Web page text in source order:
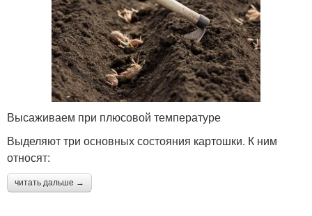
Высаживаем при плюсовой температуре
Выделяют три основных состояния картошки. К ним
относят:
читать дальше →